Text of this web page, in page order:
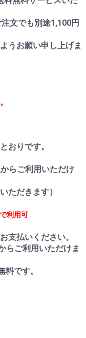
文でも別途1,100円
うお願い申し上げま
おりです。
らご利用いただけ
ただきます）
利用可
支払いください。
らご利用いただけま
です。